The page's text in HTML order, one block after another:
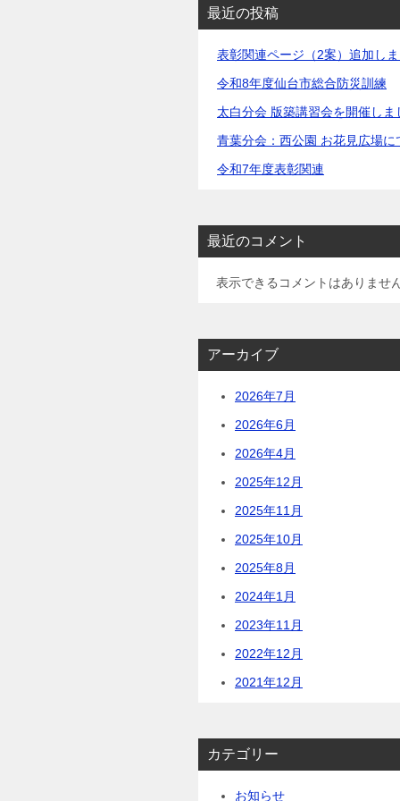
最近の投稿
表彰関連ページ（2案）追加し
令和8年度仙台市総合防災訓練
太白分会 版築講習会を開催しま
青葉分会：西公園 お花見広場
令和7年度表彰関連
最近のコメント
表示できるコメントはありませ
アーカイブ
2026年7月
2026年6月
2026年4月
2025年12月
2025年11月
2025年10月
2025年8月
2024年1月
2023年11月
2022年12月
2021年12月
カテゴリー
お知らせ